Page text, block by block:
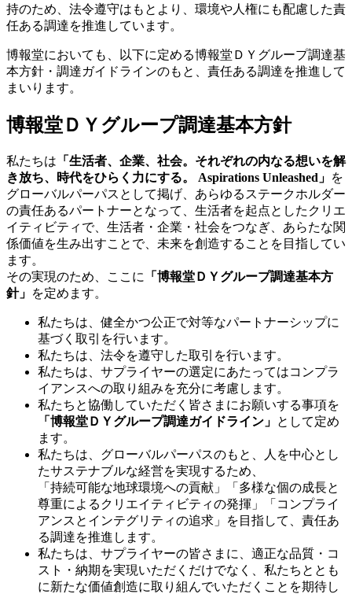
持のため、法令遵守はもとより、環境や人権にも配慮した責
任ある調達を推進しています。
博報堂においても、以下に定める博報堂ＤＹグループ調達基
本方針・調達ガイドラインのもと、責任ある調達を推進して
まいります。
博報堂ＤＹグループ調達基本方針
私たちは 「生活者、企業、社会。それぞれの内なる想いを解
き放ち、時代をひらく力にする。 Aspirations Unleashed」 を
グローバルパーパスとして掲げ、あらゆるステークホルダー
の責任あるパートナーとなって、生活者を起点としたクリエ
イティビティで、生活者・企業・社会をつなぎ、あらたな関
係価値を生み出すことで、未来を創造することを目指してい
ます。
その実現のため、ここに
「博報堂ＤＹグループ調達基本方
針」 を定めます。
私たちは、健全かつ公正で対等なパートナーシップに
基づく取引を行います。
私たちは、法令を遵守した取引を行います。
私たちは、サプライヤーの選定にあたってはコンプラ
イアンスへの取り組みを充分に考慮します。
私たちと協働していただく皆さまにお願いする事項を
「博報堂ＤＹグループ調達ガイドライン」 として定め
ます。
私たちは、グローバルパーパスのもと、人を中心とし
たサステナブルな経営を実現するため、
「持続可能な地球環境への貢献」「多様な個の成長と
尊重によるクリエイティビティの発揮」「コンプライ
アンスとインテグリティの追求」を目指して、責任あ
る調達を推進します。
私たちは、サプライヤーの皆さまに、適正な品質・コ
スト・納期を実現いただくだけでなく、私たちととも
に新たな価値創造に取り組んでいただくことを期待し